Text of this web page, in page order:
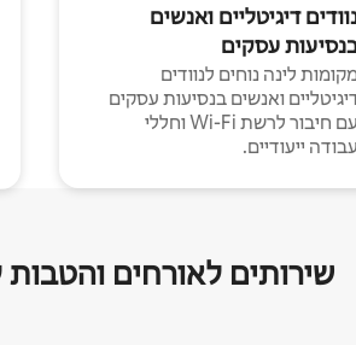
דיגיטליים ואנשים
עסקים
לינה נוחים לנוודים
ואנשים בנסיעות עסקים
עם חיבור לרשת Wi-Fi וחללי
עבודה ייעודיים.
שירותים לאורחים